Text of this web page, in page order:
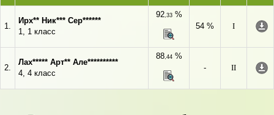
1.
Ирх** Ник*** Сер******
1, 1 класс
92,33%
54 %
I
2.
Лах***** Арт** Але**********
4, 4 класс
88,44%
-
II